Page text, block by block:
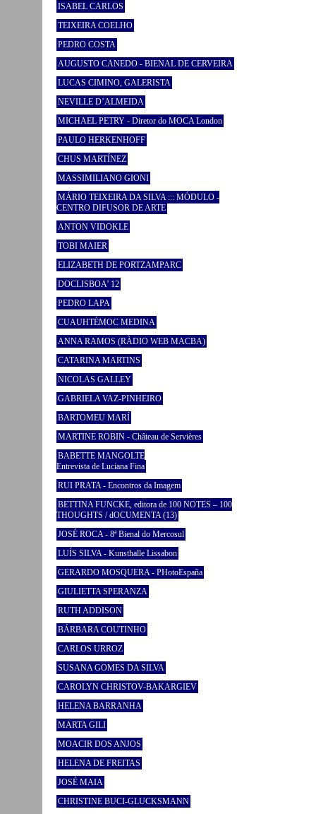
ISABEL CARLOS
TEIXEIRA COELHO
PEDRO COSTA
AUGUSTO CANEDO - BIENAL DE CERVEIRA
LUCAS CIMINO, GALERISTA
NEVILLE D’ALMEIDA
MICHAEL PETRY - Diretor do MOCA London
PAULO HERKENHOFF
CHUS MARTÍNEZ
MASSIMILIANO GIONI
MÁRIO TEIXEIRA DA SILVA ::: MÓDULO -
CENTRO DIFUSOR DE ARTE
ANTON VIDOKLE
TOBI MAIER
ELIZABETH DE PORTZAMPARC
DOCLISBOA’ 12
PEDRO LAPA
CUAUHTÉMOC MEDINA
ANNA RAMOS (RÀDIO WEB MACBA)
CATARINA MARTINS
NICOLAS GALLEY
GABRIELA VAZ-PINHEIRO
BARTOMEU MARÍ
MARTINE ROBIN - Château de Servières
BABETTE MANGOLTE
Entrevista de Luciana Fina
RUI PRATA - Encontros da Imagem
BETTINA FUNCKE, editora de 100 NOTES – 100
THOUGHTS / dOCUMENTA (13)
JOSÉ ROCA - 8ª Bienal do Mercosul
LUÍS SILVA - Kunsthalle Lissabon
GERARDO MOSQUERA - PHotoEspaña
GIULIETTA SPERANZA
RUTH ADDISON
BÁRBARA COUTINHO
CARLOS URROZ
SUSANA GOMES DA SILVA
CAROLYN CHRISTOV-BAKARGIEV
HELENA BARRANHA
MARTA GILI
MOACIR DOS ANJOS
HELENA DE FREITAS
JOSÉ MAIA
CHRISTINE BUCI-GLUCKSMANN